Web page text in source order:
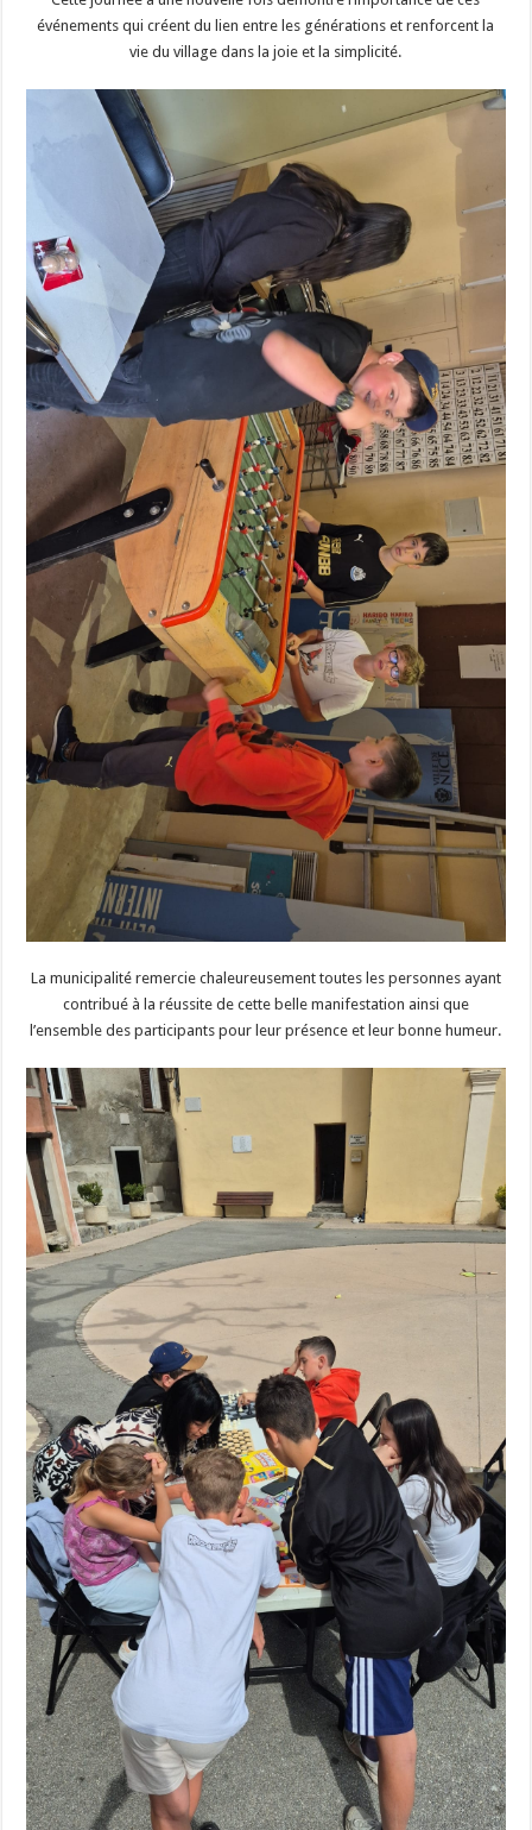
événements qui créent du lien entre les générations et renforcent la
vie du village dans la joie et la simplicité.
La municipalité remercie chaleureusement toutes les personnes ayant
contribué à la réussite de cette belle manifestation ainsi que
l’ensemble des participants pour leur présence et leur bonne humeur.